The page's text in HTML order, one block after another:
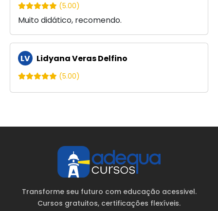
(5.00)
Muito didático, recomendo.
LV Lidyana Veras Delfino
(5.00)
Transforme seu futuro com educação acessivel.
Cursos gratuitos, certificações flexíveis.